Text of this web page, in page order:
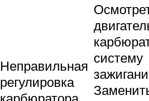
Неправильная
регулировка
систему